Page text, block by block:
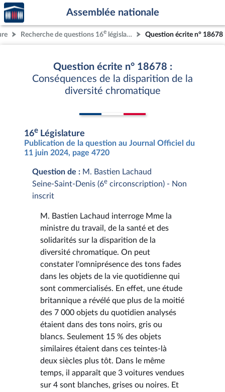
Aller au contenu
Aller en bas de la page
Accèder
à la
page
d'accueil
Assemblée nationale
Recherche de questions 16e législature Question écrite n° 18678
Question écrite n° 18678 :
Conséquences de la disparition de la
diversité chromatique
16e Législature
Publication de la question au Journal Officiel du
11 juin 2024, page 4720
Question de : M. Bastien Lachaud
Seine-Saint-Denis (6e circonscription) - Non
inscrit
M. Bastien Lachaud interroge Mme la
ministre du travail, de la santé et des
solidarités sur la disparition de la
diversité chromatique. On peut
constater l'omniprésence des tons fades
dans les objets de la vie quotidienne qui
sont commercialisés. En effet, une étude
britannique a révélé que plus de la moitié
des 7 000 objets du quotidien analysés
étaient dans des tons noirs, gris ou
blancs. Seulement 15 % des objets
similaires étaient dans ces teintes-là
deux siècles plus tôt. Dans le même
temps, il apparaît que 3 voitures vendues
sur 4 sont blanches, grises ou noires. Et